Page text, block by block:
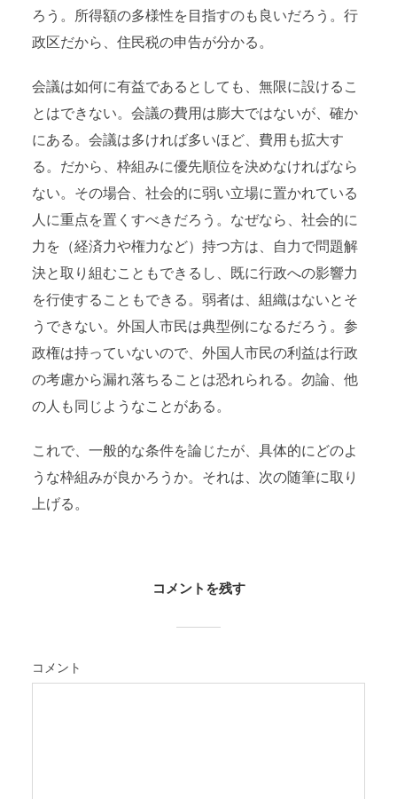
ろう。所得額の多様性を目指すのも良いだろう。行
政区だから、住民税の申告が分かる。
会議は如何に有益であるとしても、無限に設けるこ
とはできない。会議の費用は膨大ではないが、確か
にある。会議は多ければ多いほど、費用も拡大す
る。だから、枠組みに優先順位を決めなければなら
ない。その場合、社会的に弱い立場に置かれている
人に重点を置くすべきだろう。なぜなら、社会的に
力を（経済力や権力など）持つ方は、自力で問題解
決と取り組むこともできるし、既に行政への影響力
を行使することもできる。弱者は、組織はないとそ
うできない。外国人市民は典型例になるだろう。参
政権は持っていないので、外国人市民の利益は行政
の考慮から漏れ落ちることは恐れられる。勿論、他
の人も同じようなことがある。
これで、一般的な条件を論じたが、具体的にどのよ
うな枠組みが良かろうか。それは、次の随筆に取り
上げる。
コメントを残す
コメント